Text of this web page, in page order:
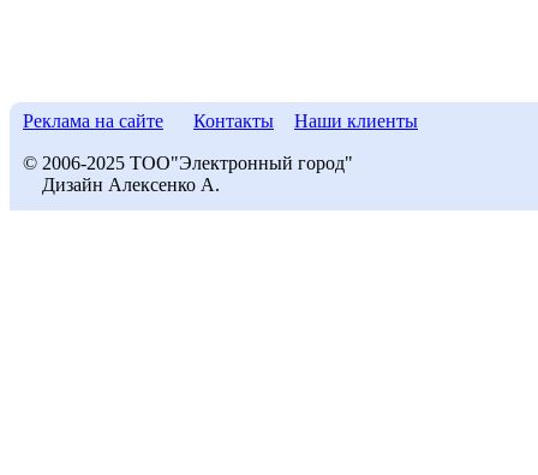
Реклама на сайте Контакты Наши клиенты
© 2006-2025 ТОО"Электронный город"
Дизайн Алексенко А.